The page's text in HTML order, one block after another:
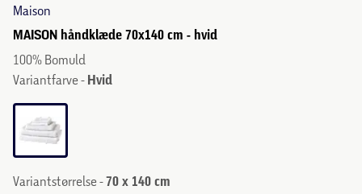
Maison
MAISON håndklæde 70x140 cm - hvid
100% Bomuld
Variantfarve - Hvid
Variantstørrelse -70 x 140 cm